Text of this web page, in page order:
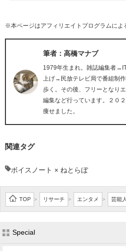
※本ページはアフィリエイトプログラムによ
筆者：高橋マナブ
1979年生まれ。雑誌編集者
上げ→民放テレビ局で番組制
歩く。その後、フリーとなり
編集など行っています。２０
痩せました。
関連タグ
ボイスノート × ねとらぼ
TOP > リサーチ > エンタメ > 芸能人
Special